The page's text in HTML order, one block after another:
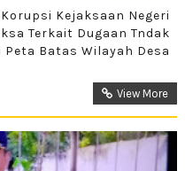
Kejaksaan Negeri
Terkait Dugaan Tndak
Batas Wilayah Desa
View More